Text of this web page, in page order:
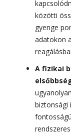
közötti
gyenge
adatokon
A fizikai
biztonsági